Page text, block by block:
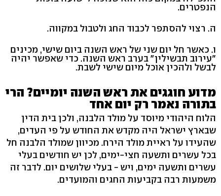
הנפטרים.
ה. רצוי להסתפר לכבוד החג ולטבול במקווה.
ו. כאשר חל יום שני של ראש השנה ביום שישי, מכינים
"עירוב תבשילין" בערב ראש השנה. כדי שאפשר יהיה
לבשל ולהכין אוכל מיום שישי לשבת.
מדוע חוגגים את ראש השנה יומיים? הרי
בתורה נאמר רק יום אחד
הלוח היהודי מיוסד על מולד הלבנה, ולכן בית הדין
שבארץ ישראל היה מקדש את החודש על פי העדים,
שהעידו על ראיית מולד הירח. מכיוון שמולד הלבנה חל
בכל עשרים ותשעה חצי-ימים, לכן יש חודשים בעלי
עשרים ותשעה ימים, ויש - בעלי שלושים יום. לדבר זה
משמעות רבה בקביעות החגים והמועדים.